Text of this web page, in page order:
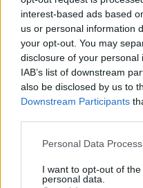
interest-based ads based
us or personal information
your opt-out. You may
disclosure of your
IAB’s list of downstream
also be disclosed by us to
Downstream Participants
Personal Data
I want to opt-out of
personal data.
Κουμουνδούρου βρήκε
εκπροσώπηση στην
Λαρισαίων Απόστολου
Κουμουνδούρου
στηριχθεί η
απλό: […]
11.11.2019 - 16.05